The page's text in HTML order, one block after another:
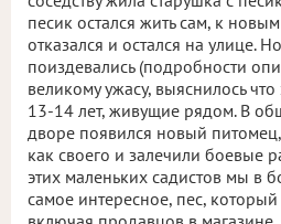
песик остался жить сам, к
отказался и остался на улице.
поиздевались (подробности
великому ужасу, выяснилось
13-14 лет, живущие рядом. В
дворе появился новый
как своего и залечили боевые
этих маленьких садистов мы в
самое интересное, пес,